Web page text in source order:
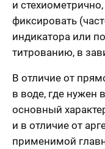
и
фиксировать
индикатора или
титрованию, в
В отличие от
в воде, где
основный
и в отличие от
применимой